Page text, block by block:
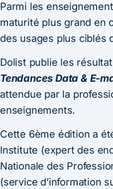
Parmi les
maturité plus grand en
des usages plus ciblés
Dolist publie les
Tendances Data & E-
attendue par la
enseignements.
Cette 6ème édition a
Institute (expert des
Nationale des
(service d’information